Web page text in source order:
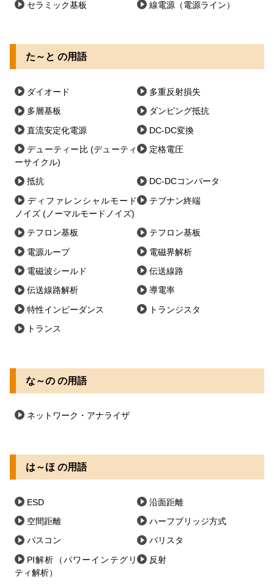
セラミック基板 線電源（電源ライン）
た～と の用語
ダイオード 多重反射損失
多層基板 ダンピング抵抗
直流安定化電源 DC-DC変換
デューティー比 (デューティ
ーサイクル)
定格電圧
抵抗 DC-DCコンバータ
ディファレンシャルモード
ノイズ (ノーマルモードノイズ)
テブナン終端
テフロン基板 テフロン基板
電源ループ 電磁界解析
電磁波シールド 伝送線路
伝送線路解析 導電率
特性インピーダンス トランジスタ
トランス
な～の の用語
ネットワーク・アナライザ
は～ほ の用語
ESD 沿面距離
空間距離 ハーフブリッジ方式
パスコン バリスタ
PI解析（パワーインテグリ
ティ解析）
反射